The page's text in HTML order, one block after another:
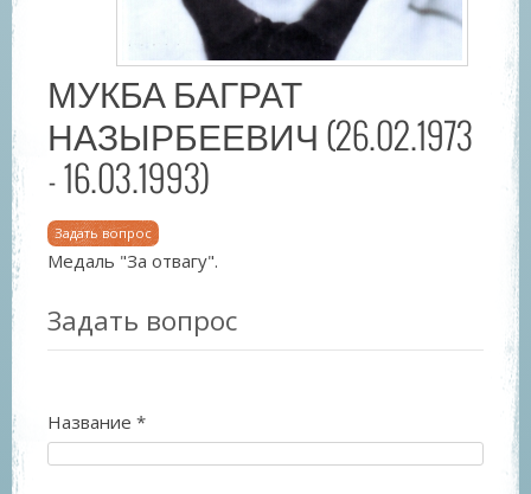
МУКБА БАГРАТ
НАЗЫРБЕЕВИЧ (26.02.1973
- 16.03.1993)
Задать вопрос
Медаль "За отвагу".
Задать вопрос
Название *